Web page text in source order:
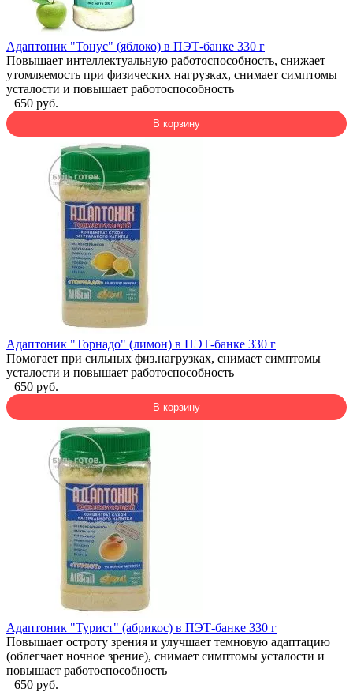
Адаптоник "Тонус" (яблоко) в ПЭТ-банке 330 г
Повышает интеллектуальную работоспособность, снижает
утомляемость при физических нагрузках, снимает симптомы
усталости и повышает работоспособность
650 руб.
В корзину
Адаптоник "Торнадо" (лимон) в ПЭТ-банке 330 г
Помогает при сильных физ.нагрузках, снимает симптомы
усталости и повышает работоспособность
650 руб.
В корзину
Адаптоник "Турист" (абрикос) в ПЭТ-банке 330 г
Повышает остроту зрения и улучшает темновую адаптацию
(облегчает ночное зрение), снимает симптомы усталости и
повышает работоспособность
650 руб.